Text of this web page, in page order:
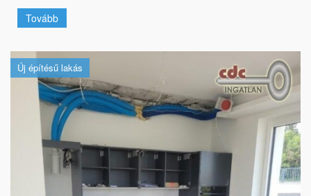
Tovább
Új építésű lakás